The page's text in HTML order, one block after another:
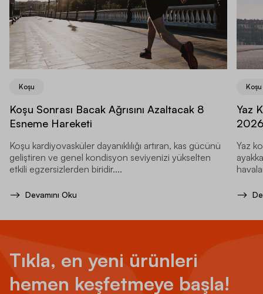
Koşu
Koşu Sonrası Bacak Ağrısını Azaltacak 8
Esneme Hareketi
Koşu kardiyovasküler dayanıklılığı artıran, kas gücünü
geliştiren ve genel kondisyon seviyenizi yükselten
etkili egzersizlerden biridir....
Devamını Oku
Koşu
Yaz
2026
Yaz
Tıkla, en yeni ürünleri
hemen keşfetmeye başla!